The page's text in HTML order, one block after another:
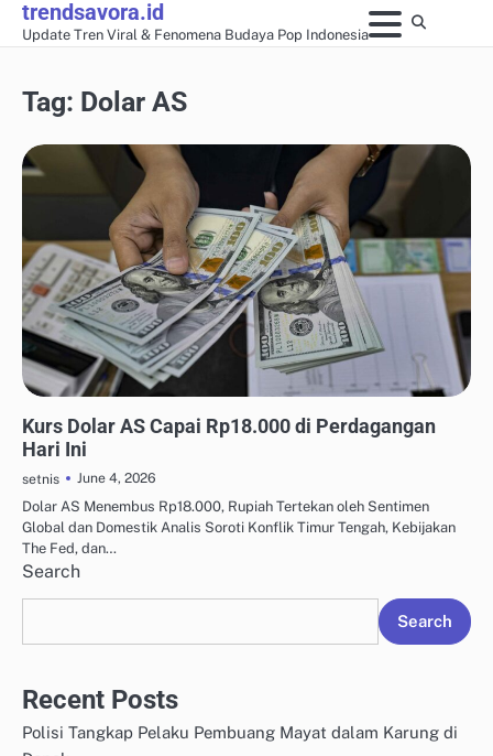
Skiptrendsavora.id
Update Tren Viral & Fenomena Budaya Pop Indonesia
Tag: Dolar AS
Kurs Dolar AS Capai Rp18.000 di Perdagangan
Hari Ini
setnis
June 4, 2026
Dolar AS Menembus Rp18.000, Rupiah Tertekan oleh Sentimen
Global dan Domestik Analis Soroti Konflik Timur Tengah, Kebijakan
The Fed, dan…
Search
Search
Recent Posts
Polisi Tangkap Pelaku Pembuang Mayat dalam Karung di